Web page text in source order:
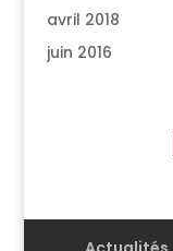
avril 2018
juin 2016